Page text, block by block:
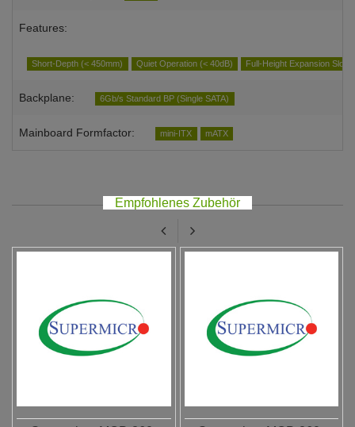
Features:
Short-Depth (< 450mm) Quiet Operation (< 40dB) Full-Height Expansion
Backplane: 6Gb/s Standard BP (Single SATA)
Mainboard Formfactor: mini-ITX mATX
Empfohlenes Zubehör